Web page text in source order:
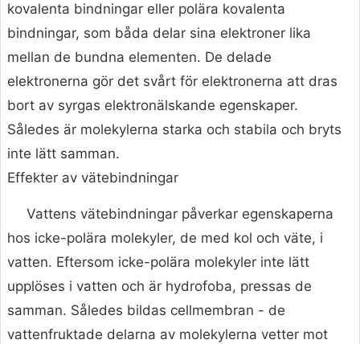
kovalenta bindningar eller polära kovalenta
bindningar, som båda delar sina elektroner lika
mellan de bundna elementen. De delade
elektronerna gör det svårt för elektronerna att dras
bort av syrgas elektronälskande egenskaper.
Således är molekylerna starka och stabila och bryts
inte lätt samman.
Effekter av vätebindningar
Vattens vätebindningar påverkar egenskaperna
hos icke-polära molekyler, de med kol och väte, i
vatten. Eftersom icke-polära molekyler inte lätt
upplöses i vatten och är hydrofoba, pressas de
samman. Således bildas cellmembran - de
vattenfruktade delarna av molekylerna vetter mot